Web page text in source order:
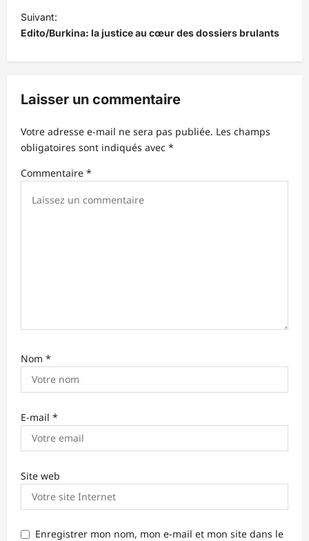
i
g
a
i
n
’
e
Suivant:
Edito/Burkina: la justice au cœur des dossiers brulants
Laisser un commentaire
Votre adresse e-mail ne sera pas publiée. Les champs
obligatoires sont indiqués avec *
Commentaire *
Nom *
E-mail *
Site web
Enregistrer mon nom, mon e-mail et mon site dans le